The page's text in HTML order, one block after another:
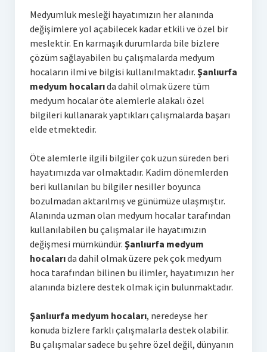
Medyumluk mesleği hayatımızın her alanında
değişimlere yol açabilecek kadar etkili ve özel bir
meslektir. En karmaşık durumlarda bile bizlere
çözüm sağlayabilen bu çalışmalarda medyum
hocaların ilmi ve bilgisi kullanılmaktadır. Şanlıurfa
medyum hocalarıda dahil olmak üzere tüm
medyum hocalar öte alemlerle alakalı özel
bilgileri kullanarak yaptıkları çalışmalarda başarı
elde etmektedir.
Öte alemlerle ilgili bilgiler çok uzun süreden beri
hayatımızda var olmaktadır. Kadim dönemlerden
beri kullanılan bu bilgiler nesiller boyunca
bozulmadan aktarılmış ve günümüze ulaşmıştır.
Alanında uzman olan medyum hocalar tarafından
kullanılabilen bu çalışmalar ile hayatımızın
değişmesi mümkündür. Şanlıurfa medyum
hocalarıda dahil olmak üzere pek çok medyum
hoca tarafından bilinen bu ilimler, hayatımızın her
alanında bizlere destek olmak için bulunmaktadır.
Şanlıurfa medyum hocaları, neredeyse her
konuda bizlere farklı çalışmalarla destek olabilir.
Bu çalışmalar sadece bu şehre özel değil, dünyanın